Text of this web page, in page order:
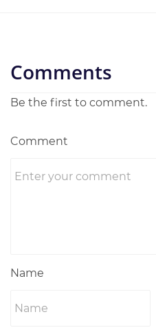
Comments
Be the first to comment.
Comment
Name